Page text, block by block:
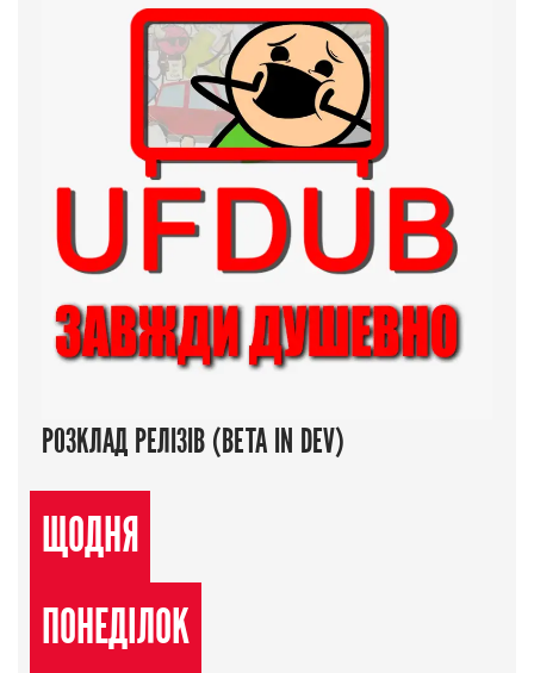
РОЗКЛАД РЕЛІЗІВ (BETA IN DEV)
ЩОДНЯ
ПОНЕДІЛОК